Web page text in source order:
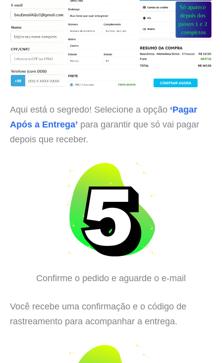
Aqui está o segredo! Selecione a opção ‘Pagar
Após a Entrega’ para garantir que só vai pagar
depois que receber.
Confirme o pedido e aguarde o e-mail
Você recebe uma confirmação e o código de
rastreamento para acompanhar a entrega.